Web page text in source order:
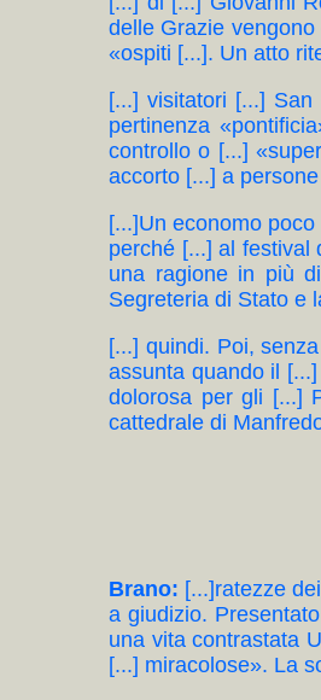
delle Grazie
«ospiti [...]. Un atto
[...] visitatori [...]
pertinenza
controllo o [...]
accorto [...] a
[...]Un economo
perché [...] al festival
una ragione in più
Segreteria di Stato e
[...] quindi. Poi,
assunta quando il
dolorosa per gli [...]
cattedrale di
Brano: [...]ratezze
a giudizio.
una vita contrastata
[...] miracolose». La